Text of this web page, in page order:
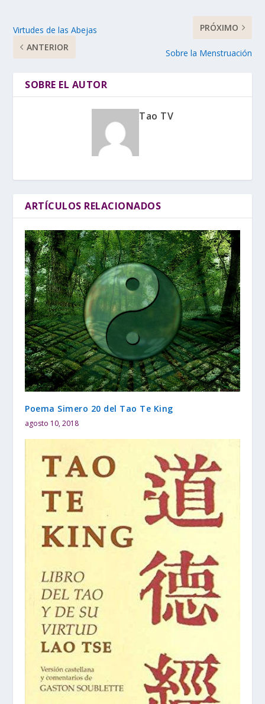
Virtudes de las Abejas
ANTERIOR
PRÓXIMO
Sobre la Menstruación
SOBRE EL AUTOR
Tao TV
ARTÍCULOS RELACIONADOS
Poema Simero 20 del Tao Te King
agosto 10, 2018